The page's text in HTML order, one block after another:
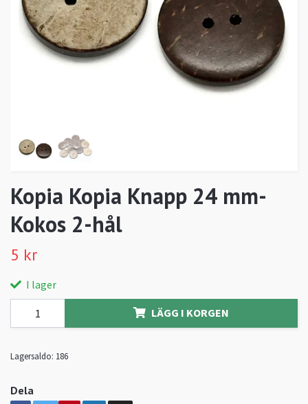
Kopia Kopia Knapp 24 mm-
Kokos 2-hål
5 kr
I lager
LÄGG I KORGEN
Lagersaldo: 186
Dela